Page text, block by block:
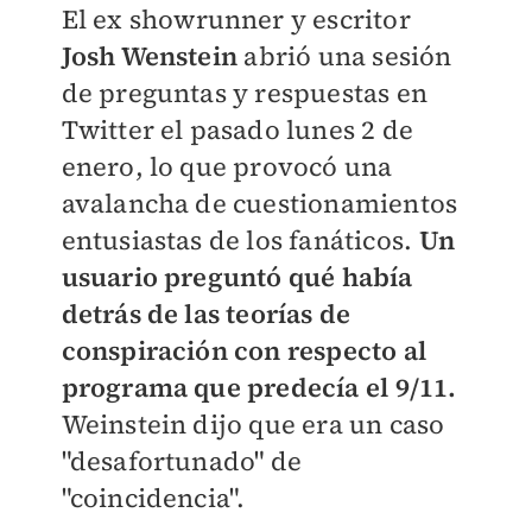
El ex showrunner y escritor
Josh Wenstein abrió una sesión
de preguntas y respuestas en
Twitter el pasado lunes 2 de
enero, lo que provocó una
avalancha de cuestionamientos
entusiastas de los fanáticos. Un
usuario preguntó qué había
detrás de las teorías de
conspiración con respecto al
programa que predecía el 9/11.
Weinstein dijo que era un caso
"desafortunado" de
"coincidencia".